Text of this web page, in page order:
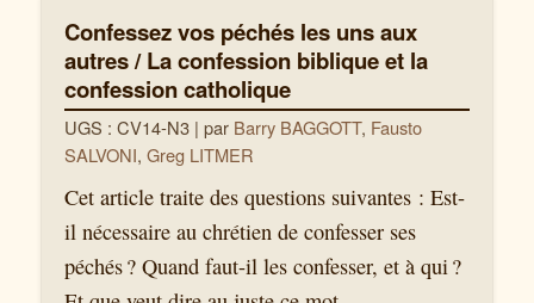
Confessez vos péchés les uns aux
autres / La confession biblique et la
confession catholique
UGS : CV14-N3 | par Barry BAGGOTT, Fausto
SALVONI,Greg LITMER
Cet article traite des questions suivantes : Est-
il nécessaire au chrétien de confesser ses
péchés ? Quand faut-il les confesser, et à qui ?